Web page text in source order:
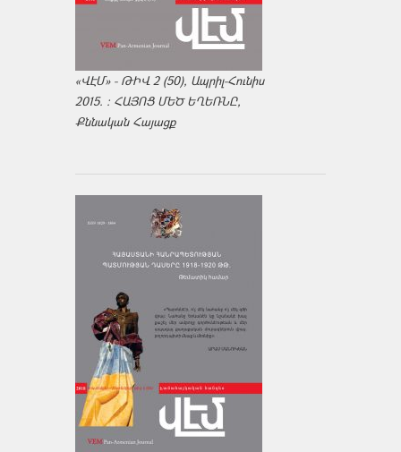
«ՎԷՄ» - ԹԻՎ 2 (50), Ապրիլ-Հունիս
2015. : ՀԱՅՈՑ ՄԵԾ ԵՂԵՌՆԸ,
Քննական Հայացք